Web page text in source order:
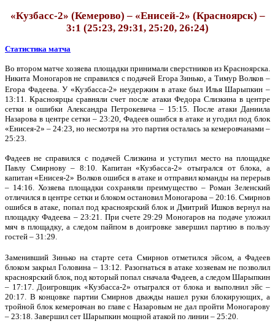
«Кузбасс-2» (Кемерово) – «Енисей-2» (Красноярск) –
3:1 (25:23, 29:31, 25:20, 26:24)
Статистика матча
Во втором матче хозяева площадки принимали сверстников из Красноярска.
Никита Моногаров не справился с подачей Егора Зинько, а Тимур Волков –
Егора Фадеева. У «Кузбасса-2» неудержим в атаке был Илья Шарыпкин –
13:11. Красноярцы сравняли счет после атаки Федора Слизкина в центре
сетки и ошибки Александра Петрокевича – 15:15. После атаки Даниила
Назарова в центре сетки – 23:20, Фадеев ошибся в атаке и угодил под блок
«Енисея-2» – 24:23, но несмотря на это партия осталась за кемеровчанами –
25:23.
Фадеев не справился с подачей Слизкина и уступил место на площадке
Павлу Смирнову – 8:10. Капитан «Кузбасса-2» отыгрался от блока, а
капитан «Енисея-2» Волков ошибся в атаке и отправил команды на перерыв
– 14:16. Хозяева площадки сохраняли преимущество – Роман Зеленский
отличился в центре сетки и блоком остановил Моногарова – 20:16. Смирнов
ошибся в атаке, попал под красноярский блок и Дмитрий Ишков вернул на
площадку Фадеева – 23:21. При счете 29:29 Моногаров на подаче уложил
мяч в площадку, а следом пайпом в доигровке завершил партию в пользу
гостей – 31:29.
Заменивший Зинько на старте сета Смирнов отметился эйсом, а Фадеев
блоком закрыл Головина – 13:12. Разогнаться в атаке хозяевам не позволил
красноярский блок, под который попал сначала Фадеев, а следом Шарыпкин
– 17:17. Доигровщик «Кузбасса-2» отыгрался от блока и выполнил эйс –
20:17. В концовке партии Смирнов дважды нашел руки блокирующих, а
тройной блок кемеровчан во главе с Назаровым не дал пройти Моногарову
– 23:18. Завершил сет Шарыпкин мощной атакой по линии – 25:20.